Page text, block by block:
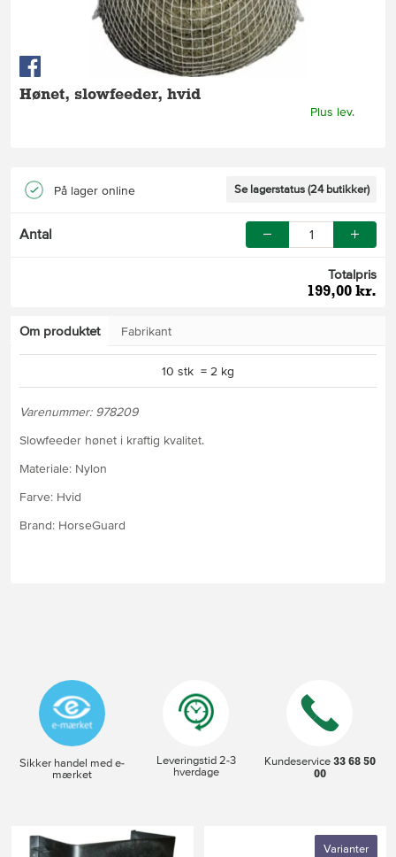
Hønet, slowfeeder, hvid
Plus lev.
På lager online Se lagerstatus (24 butikker)
Antal
Totalpris
199,00 kr.
Om produktet Fabrikant
10 stk = 2 kg
Varenummer: 978209
Slowfeeder hønet i kraftig kvalitet.
Materiale: Nylon
Farve: Hvid
Brand: HorseGuard
Sikker handel med e-
mærket
Leveringstid 2-3
hverdage
Kundeservice33 68 50
00
Varianter